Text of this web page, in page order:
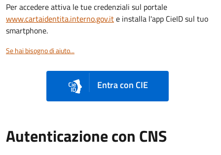
Per accedere attiva le tue credenziali sul portale
www.cartaidentita.interno.gov.ite installa l'app CieID sul tuo
smartphone.
Se hai bisogno di aiuto...
Entra con CIE
Autenticazione con CNS